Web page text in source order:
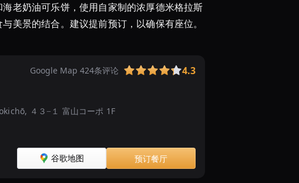
市
の
全
ン
グ
TOP10
老奶油可乐饼，使用自家制的浓厚德米格拉斯
美景的结合。建议提前预订，以确保有座位。
Google Map 424条评论 4.3
４３−１ 富山コーポ 1F
谷歌地图 预订餐厅